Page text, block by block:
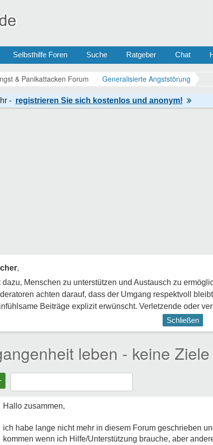
Selbsthilfe Foren Suche Ratgeber Chat
& Panikattacken Forum Generalisierte Angststörung
,
Menschen zu unterstützen und Austausch zu
achten darauf, dass der Umgang respektvoll
Beiträge explizit erwünscht. Verletzende oder
Schließen
leben - keine
Hallo zusammen,
ich habe lange nicht mehr in diesem Forum geschrieben
kommen wenn ich Hilfe/Unterstützung brauche, aber